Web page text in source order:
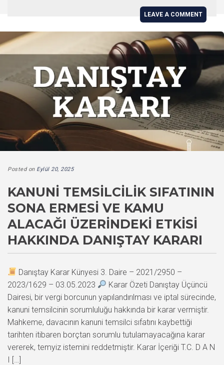
LEAVE A COMMENT
Posted on Eylül 20, 2025
KANUNI TEMSILCILIK SIFATININ
SONA ERMESI VE KAMU
ALACAĞI ÜZERINDEKI ETKISI
HAKKINDA DANIŞTAY KARARI
Danıştay Karar Künyesi 3. Daire – 2021/2950 –
2023/1629 – 03.05.2023
Karar Özeti Danıştay Üçüncü
Dairesi, bir vergi borcunun yapılandırılması ve iptal sürecinde,
kanuni temsilcinin sorumluluğu hakkında bir karar vermiştir.
Mahkeme, davacının kanuni temsilci sıfatını kaybettiği
tarihten itibaren borçtan sorumlu tutulamayacağına karar
vererek, temyiz istemini reddetmiştir. Karar İçeriği T.C. D A N
I […]